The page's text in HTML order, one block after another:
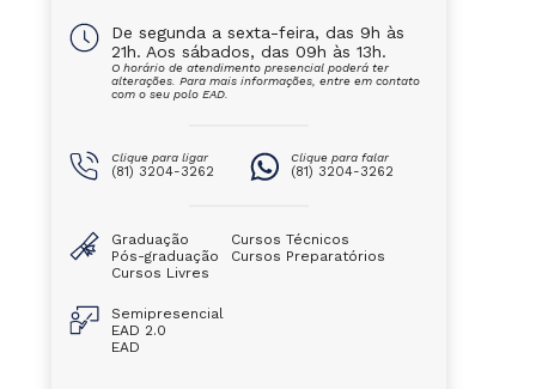
De segunda a sexta-feira, das 9h às
21h. Aos sábados, das 09h às 13h.
O horário de atendimento presencial poderá ter
alterações. Para mais informações, entre em contato
com o seu polo EAD.
Clique para ligar
(81) 3204-3262
Clique para falar
(81) 3204-3262
Graduação
Pós-graduação
Cursos Livres
Cursos Técnicos
Cursos Preparatórios
Semipresencial
EAD 2.0
EAD